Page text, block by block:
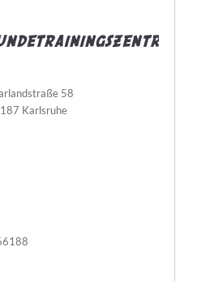
58
Karlsruhe